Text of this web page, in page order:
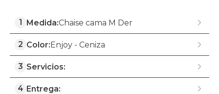
1 Medida:Chaise cama M Der
2 Color:Enjoy - Ceniza
3 Servicios:
4 Entrega: